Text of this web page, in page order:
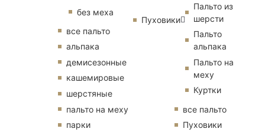
без меха
все пальто
альпака
демисезонные
кашемировые
шерстяные
пальто на меху
парки
Пуховики
Пальто из
шерсти
Пальто
альпака
Пальто на
меху
Куртки
все пальто
Пуховики